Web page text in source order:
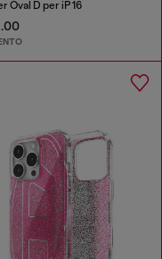
Oval D per iP 16